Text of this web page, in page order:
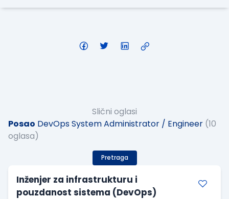
Slični oglasi
Posao DevOps System Administrator / Engineer (10
oglasa)
Pretraga
Inženjer za infrastrukturu i
pouzdanost sistema (DevOps)